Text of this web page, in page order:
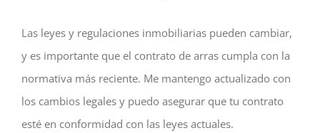
Las leyes y regulaciones inmobiliarias pueden cambiar,
y es importante que el contrato de arras cumpla con la
normativa más reciente. Me mantengo actualizado con
los cambios legales y puedo asegurar que tu contrato
esté en conformidad con las leyes actuales.